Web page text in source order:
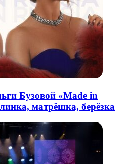
Бузовой «Made in
матрёшка, берёзка